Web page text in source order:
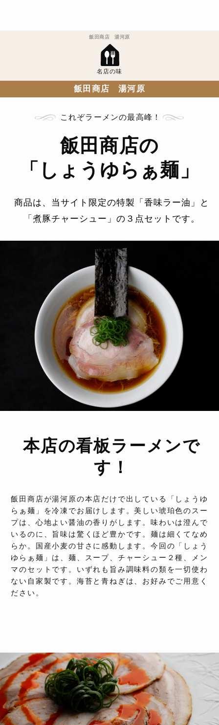
名店の味
飯田商店 湯河原
飯田商店 湯河原
これぞラーメンの最高峰！
飯田商店の
「しょうゆらぁ麺」
商品は、当サイト限定の特製「香味ラー油」と
「煮豚チャーシュー」の３点セットです。
本店の看板ラーメンで
す！
飯田商店が湯河原の本店だけで出している「しょうゆ
らぁ麺」を冷凍でお届けします。美しい琥珀色のスー
プは、心地よい醤油の香りがします。味わいは澄んで
いるのに、旨味は驚くほど豊かです。麺は細くてなめ
らか。国産小麦の甘さに感動します。今回の「しょう
ゆらぁ麺」は、麺、スープ、チャーシュー２種、メン
マのセットです。いずれも旨み調味料の類を一切使わ
ない自家製です。海苔と青ねぎは、お好みでご用意く
ださい。